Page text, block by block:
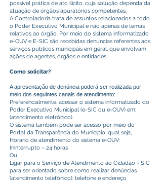
possível prática de ato ilícito, cuja solução dependa da
atuação de órgãos apuratórios competentes.
A Controladoria trata de assuntos relacionados a todo
o Poder Executivo Municipal e não apenas de temas
relativos ao órgão. Por meio do sistema informatizado
e-OUV e E-SIC são recebidas denúncias referentes aos
serviços públicos municipais em geral, que envolvam
ações de agentes, órgãos e entidades.
Como solicitar?
A apresentação de denúncia poderá ser realizada por
meio dos seguintes canais de atendimento:
Preferencialmente, acessar o sistema informatizado do
Poder Executivo Municipal (e-SIC ou e-OUV) em:
(atendimento eletrônico).
O sistema também pode ser acesso por meio do
Portal da Transparência do Município, qual seja,
Horário de atendimento do sistema e-OUV:
Ininterrupto – 24 horas
Ou
Ligar para o Serviço de Atendimento ao Cidadão - SIC
para ser orientado sobre como realizar denúncias
(atendimento telefônico): telefone e endereço